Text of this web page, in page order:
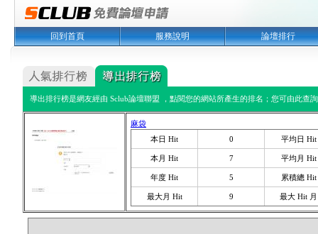
回到首頁 服務說明 論壇排行
導出排行榜是網友經由 Sclub論壇聯盟 ，點閱您的網站所產生的排名；您可由此查
麻袋
本日 Hit
0 平均日 Hit
本月 Hit 7 平均月 Hit
年度 Hit 5 累積總 Hit
最大月 Hit 9 最大 Hit 月